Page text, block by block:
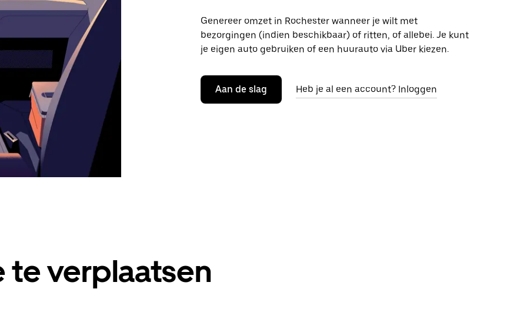
Genereer omzet in Rochester wanneer je wilt met
bezorgingen (indien beschikbaar) of ritten, of allebei. Je kunt
je eigen auto gebruiken of een huurauto via Uber kiezen.
Aan de slag Heb je al een account? Inloggen
te verplaatsen